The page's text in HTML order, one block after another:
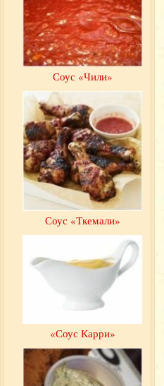
Соус «Чили»
Соус «Ткемали»
«Соус Карри»